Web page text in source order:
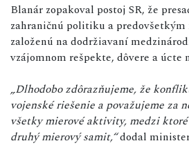
Blanár zopakoval postoj SR, že
zahraničnú politiku a
založenú na dodržiavaní
vzájomnom rešpekte, dôvere a úcte
„Dlhodobo zdôrazňujeme, že
vojenské riešenie a považujeme za
všetky mierové aktivity, medzi
druhý mierový samit,“dodal